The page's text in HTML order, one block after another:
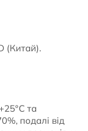
(Китай).
та
подалі від